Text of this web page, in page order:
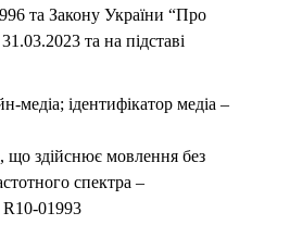
та Закону України “Про
та на підставі
медіа; ідентифікатор медіа –
що здійснює мовлення без
спектра –
R10-01993